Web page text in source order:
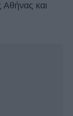
Αθήνας και